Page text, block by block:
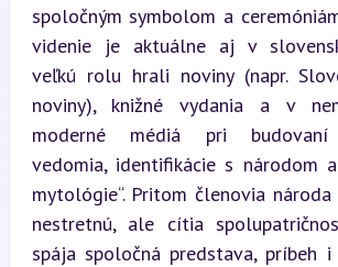
spoločným symbolom a
videnie je aktuálne aj v
veľkú rolu hrali noviny (napr.
noviny), knižné vydania a v
moderné médiá pri budovaní
vedomia, identifikácie s národom
mytológie“. Pritom členovia
nestretnú, ale cítia
spája spoločná predstava, príbeh i